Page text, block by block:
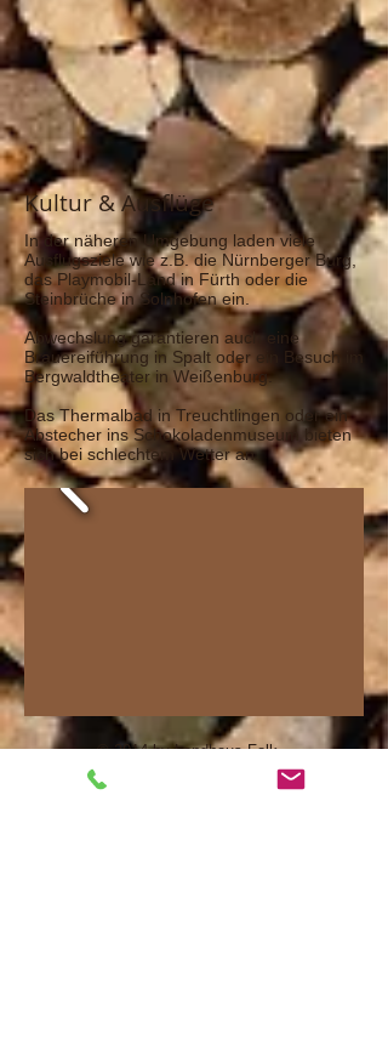
Kultur & Ausflüge
In der näheren Umgebung laden viele
Ausflugsziele wie z.B. die Nürnberger Burg,
das Playmobil-Land in Fürth oder die
Steinbrüche in Solnhofen ein.
Abwechslung garantieren auch eine
Brauereiführung in Spalt oder ein Besuch im
Bergwaldtheater in Weißenburg.
Das Thermalbad in Treuchtlingen oder ein
Abstecher ins Schokoladenmuseum bieten
sich bei schlechtem Wetter an.
© 2014 by Landhaus Folk.
Gran Canaria